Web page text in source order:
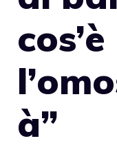
cos’è
à”